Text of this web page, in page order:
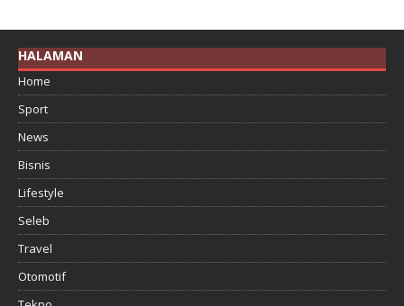
HALAMAN
Home
Sport
News
Bisnis
Lifestyle
Seleb
Travel
Otomotif